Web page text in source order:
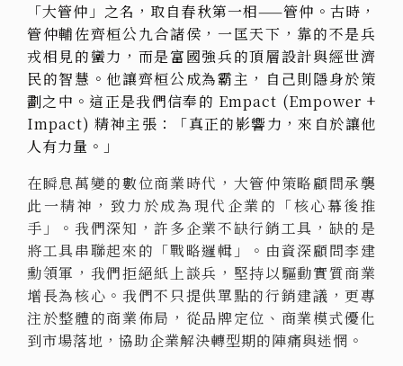
「大管仲」之名，取自春秋第一相——管仲。古時，
管仲輔佐齊桓公九合諸侯，一匡天下，靠的不是兵
戎相見的蠻力，而是富國強兵的頂層設計與經世濟
民的智慧。他讓齊桓公成為霸主，自己則隱身於策
劃之中。這正是我們信奉的 Empact (Empower +
Impact) 精神主張：「真正的影響力，來自於讓他
人有力量。」
在瞬息萬變的數位商業時代，大管仲策略顧問承襲
此一精神，致力於成為現代企業的「核心幕後推
手」。我們深知，許多企業不缺行銷工具，缺的是
將工具串聯起來的「戰略邏輯」。由資深顧問李建
勳領軍，我們拒絕紙上談兵，堅持以驅動實質商業
增長為核心。我們不只提供單點的行銷建議，更專
注於整體的商業佈局，從品牌定位、商業模式優化
到市場落地，協助企業解決轉型期的陣痛與迷惘。